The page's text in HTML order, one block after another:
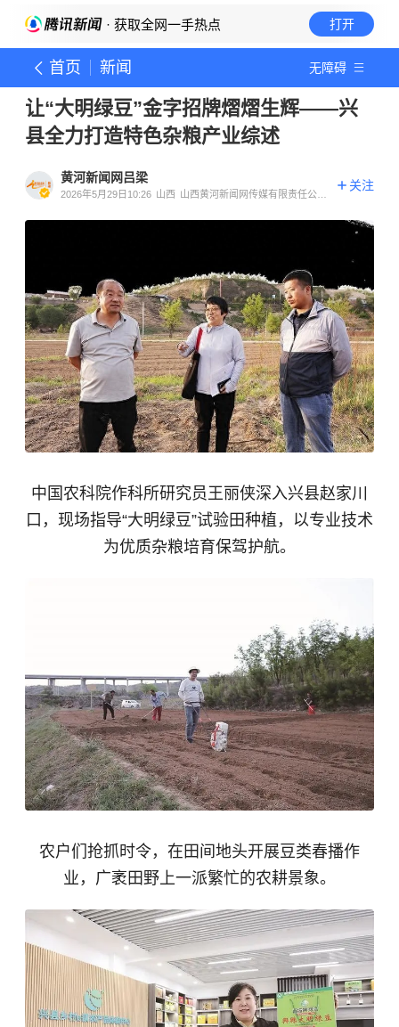
· 获取全网一手热点 打开
首页 新闻 无障碍
让“大明绿豆”金字招牌熠熠生辉——兴
县全力打造特色杂粮产业综述
黄河新闻网吕梁
2026年5月29日10:26 山西 山西黄河新闻网传媒有限责任公司
关注
中国农科院作科所研究员王丽侠深入兴县赵家川
口，现场指导“大明绿豆”试验田种植，以专业技术
为优质杂粮培育保驾护航。
农户们抢抓时令，在田间地头开展豆类春播作
业，广袤田野上一派繁忙的农耕景象。